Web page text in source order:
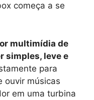
começa a se
multimídia de
simples, leve e
para
ouvir músicas
em uma turbina